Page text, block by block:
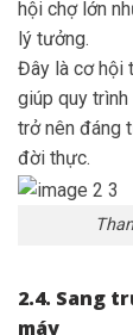
hội chợ lớn
lý tưởng.
Đây là cơ hội
giúp quy trình
trở nên đáng
đời thực.
2.4. Sang
máy